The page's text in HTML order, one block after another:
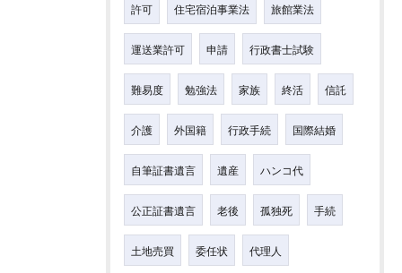
許可 住宅宿泊事業法 旅館業法
運送業許可 申請 行政書士試験
難易度 勉強法 家族 終活 信託
介護 外国籍 行政手続 国際結婚
自筆証書遺言 遺産 ハンコ代
公正証書遺言 老後 孤独死 手続
土地売買 委任状 代理人